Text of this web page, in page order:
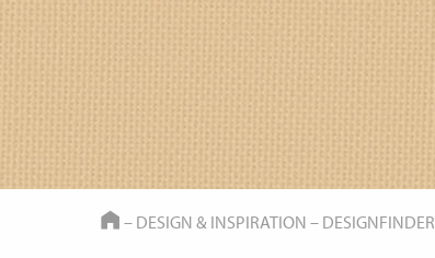
HOME
– DESIGN & INSPIRATION – DESIGNFINDER